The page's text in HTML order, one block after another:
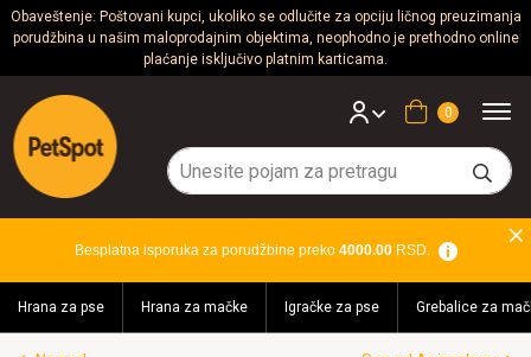
Obaveštenje: Poštovani kupci, ukoliko se odlučite za opciju ličnog preuzimanja
porudžbina u našim maloprodajnim objektima, neophodno je prethodno online
plaćanje isključivo platnim karticama.
Psi
Mačke
Glodari
Akvaristika
Teraristika
Korpa
Besplatna isporuka za porudžbine preko 4000.00RSD.
Hrana za pse Hrana za mačke Igračke za pse Grebalice za